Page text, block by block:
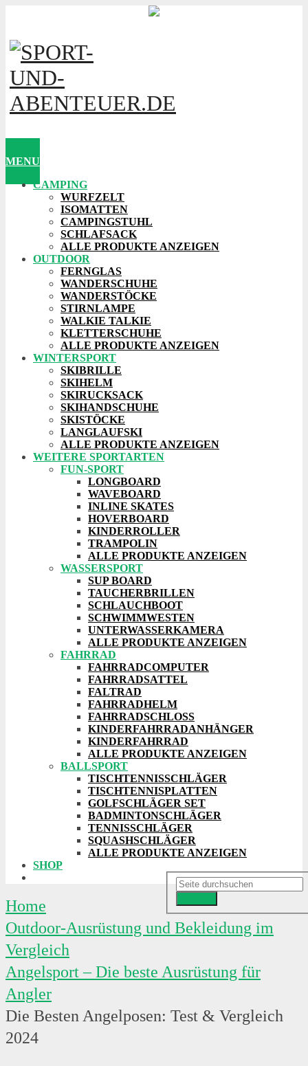
MENU
CAMPING
WURFZELT
ISOMATTEN
CAMPINGSTUHL
SCHLAFSACK
ALLE PRODUKTE ANZEIGEN
OUTDOOR
FERNGLAS
WANDERSCHUHE
WANDERSTÖCKE
STIRNLAMPE
WALKIE TALKIE
KLETTERSCHUHE
ALLE PRODUKTE ANZEIGEN
WINTERSPORT
SKIBRILLE
SKIHELM
SKIRUCKSACK
SKIHANDSCHUHE
SKISTÖCKE
LANGLAUFSKI
ALLE PRODUKTE ANZEIGEN
WEITERE SPORTARTEN
FUN-SPORT
LONGBOARD
WAVEBOARD
INLINE SKATES
HOVERBOARD
KINDERROLLER
TRAMPOLIN
ALLE PRODUKTE ANZEIGEN
WASSERSPORT
SUP BOARD
TAUCHERBRILLEN
SCHLAUCHBOOT
SCHWIMMWESTEN
UNTERWASSERKAMERA
ALLE PRODUKTE ANZEIGEN
FAHRRAD
FAHRRADCOMPUTER
FAHRRADSATTEL
FALTRAD
FAHRRADHELM
FAHRRADSCHLOSS
KINDERFAHRRADANHÄNGER
KINDERFAHRRAD
ALLE PRODUKTE ANZEIGEN
BALLSPORT
TISCHTENNISSCHLÄGER
TISCHTENNISPLATTEN
GOLFSCHLÄGER SET
BADMINTONSCHLÄGER
TENNISSCHLÄGER
SQUASHSCHLÄGER
ALLE PRODUKTE ANZEIGEN
SHOP
Home
Outdoor-Ausrüstung und Bekleidung im
Vergleich
Angelsport – Die beste Ausrüstung für
Angler
Die Besten Angelposen: Test & Vergleich
2024